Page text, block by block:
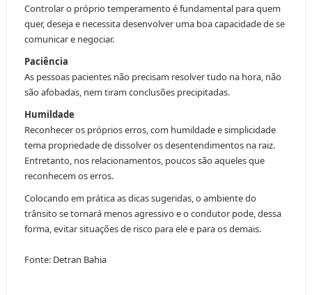
Controlar o próprio temperamento é fundamental para quem
quer, deseja e necessita desenvolver uma boa capacidade de se
comunicar e negociar.
Paciência
As pessoas pacientes não precisam resolver tudo na hora, não
são afobadas, nem tiram conclusões precipitadas.
Humildade
Reconhecer os próprios erros, com humildade e simplicidade
tema propriedade de dissolver os desentendimentos na raiz.
Entretanto, nos relacionamentos, poucos são aqueles que
reconhecem os erros.
Colocando em prática as dicas sugeridas, o ambiente do
trânsito se tornará menos agressivo e o condutor pode, dessa
forma, evitar situações de risco para ele e para os demais.
Fonte: Detran Bahia